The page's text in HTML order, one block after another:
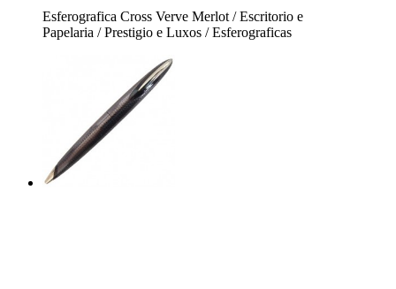
Esferografica Cross Verve Merlot / Escritorio e
Papelaria / Prestigio e Luxos / Esferograficas